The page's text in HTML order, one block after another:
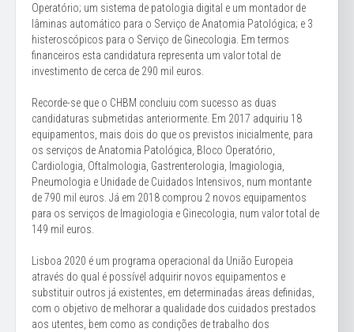
Operatório; um sistema de patologia digital e um montador de
lâminas automático para o Serviço de Anatomia Patológica; e 3
histeroscópicos para o Serviço de Ginecologia. Em termos
financeiros esta candidatura representa um valor total de
investimento de cerca de 290 mil euros.
Recorde-se que o CHBM concluiu com sucesso as duas
candidaturas submetidas anteriormente. Em 2017 adquiriu 18
equipamentos, mais dois do que os previstos inicialmente, para
os serviços de Anatomia Patológica, Bloco Operatório,
Cardiologia, Oftalmologia, Gastrenterologia, Imagiologia,
Pneumologia e Unidade de Cuidados Intensivos, num montante
de 790 mil euros. Já em 2018 comprou 2 novos equipamentos
para os serviços de Imagiologia e Ginecologia, num valor total de
149 mil euros.
Lisboa 2020 é um programa operacional da União Europeia
através do qual é possível adquirir novos equipamentos e
substituir outros já existentes, em determinadas áreas definidas,
com o objetivo de melhorar a qualidade dos cuidados prestados
aos utentes, bem como as condições de trabalho dos